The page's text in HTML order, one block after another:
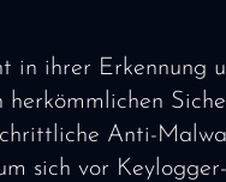
in ihrer Erkennung
Anti-
sich vor